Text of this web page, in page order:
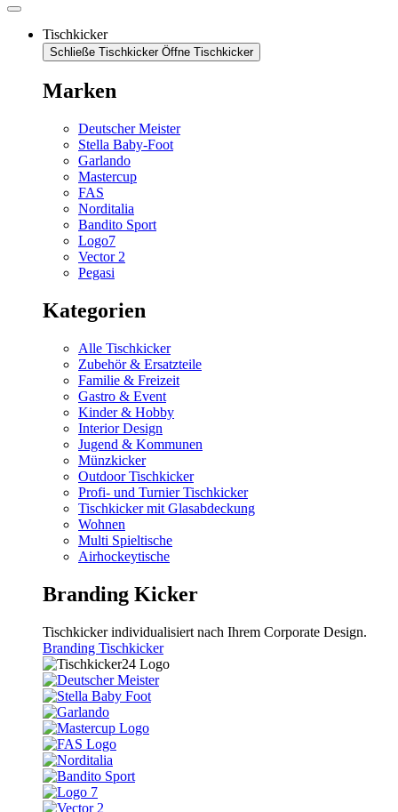
Tischkicker
Schließe Tischkicker Öffne Tischkicker
Marken
Deutscher Meister
Stella Baby-Foot
Garlando
Mastercup
FAS
Norditalia
Bandito Sport
Logo7
Vector 2
Pegasi
Kategorien
Alle Tischkicker
Zubehör & Ersatzteile
Familie & Freizeit
Gastro & Event
Kinder & Hobby
Interior Design
Jugend & Kommunen
Münzkicker
Outdoor Tischkicker
Profi- und Turnier Tischkicker
Tischkicker mit Glasabdeckung
Wohnen
Multi Spieltische
Airhockeytische
Branding Kicker
Tischkicker individualisiert nach Ihrem Corporate Design.
Branding Tischkicker